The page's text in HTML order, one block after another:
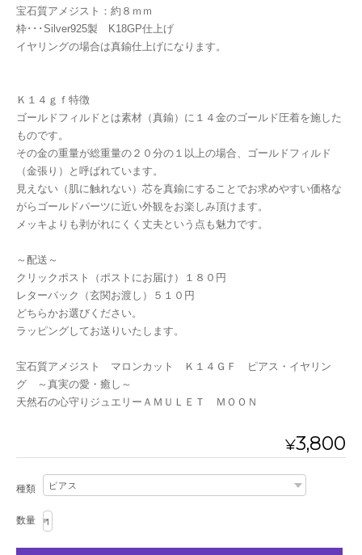
宝石質アメジスト：約８ｍｍ
枠･･･Silver925製 K18GP仕上げ
イヤリングの場合は真鍮仕上げになります。
Ｋ１４ｇｆ特徴
ゴールドフィルドとは素材（真鍮）に１４金のゴールド圧着を施した
ものです。
その金の重量が総重量の２０分の１以上の場合、ゴールドフィルド
（金張り）と呼ばれています。
見えない（肌に触れない）芯を真鍮にすることでお求めやすい価格な
がらゴールドパーツに近い外観をお楽しみ頂けます。
メッキよりも剥がれにくく丈夫という点も魅力です。
～配送～
クリックポスト（ポストにお届け）１８０円
レターパック（玄関お渡し）５１０円
どちらかお選びください。
ラッピングしてお送りいたします。
宝石質アメジスト マロンカット Ｋ１４ＧＦ ピアス・イヤリン
グ ～真実の愛・癒し～
天然石の心守りジュエリーＡＭＵＬＥＴ ＭＯＯＮ
¥3,800
種類
数量